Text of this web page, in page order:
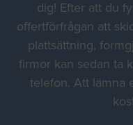
dig! Efter att du
offertförfrågan att
plattsättning,
firmor kan sedan ta
telefon. Att lämna